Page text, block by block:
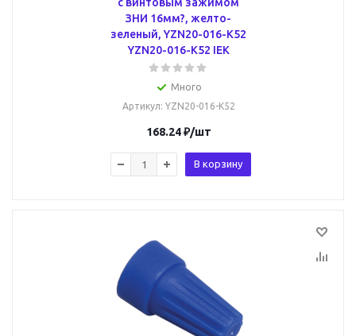
ЗНИ 16мм?, желто-
зеленый, YZN20-016-K52
YZN20-016-K52 IEK
Много
Артикул: YZN20-016-K52
168.24₽/шт
В корзину